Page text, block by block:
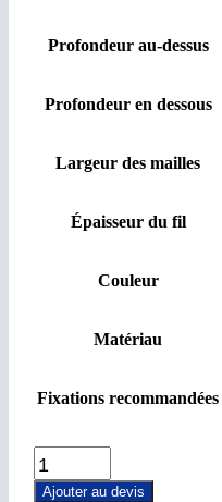
Profondeur au-dessus
Profondeur en dessous
Largeur des mailles
Épaisseur du fil
Couleur
Matériau
Fixations recommandées
N354WB
quantity
Ajouter au devis